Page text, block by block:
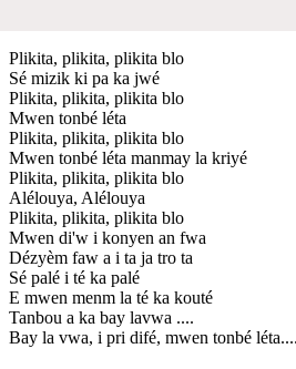
Plikita, plikita, plikita blo
Sé mizik ki pa ka jwé
Plikita, plikita, plikita blo
Mwen tonbé léta
Plikita, plikita, plikita blo
Mwen tonbé léta manmay la kriyé
Plikita, plikita, plikita blo
Alélouya, Alélouya
Plikita, plikita, plikita blo
Mwen di'w i konyen an fwa
Dézyèm faw a i ta ja tro ta
Sé palé i té ka palé
E mwen menm la té ka kouté
Tanbou a ka bay lavwa ....
Bay la vwa, i pri difé, mwen tonbé